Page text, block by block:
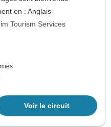
en : Anglais
Tourism Services
Voir le circuit